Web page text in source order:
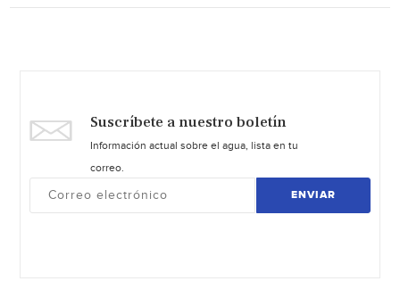
Suscríbete a nuestro boletín
Información actual sobre el agua, lista en tu
correo.
ENVIAR